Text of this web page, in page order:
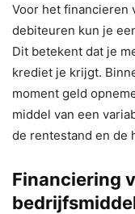
Voor het financieren
debiteuren kun je
Dit betekent dat je
krediet je krijgt.
moment geld
middel van een
de rentestand en de
Financiering